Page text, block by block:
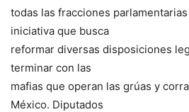
todas las fracciones
iniciativa que busca
reformar diversas disposiciones
terminar con las
mafias que operan las grúas y
México. Diputados